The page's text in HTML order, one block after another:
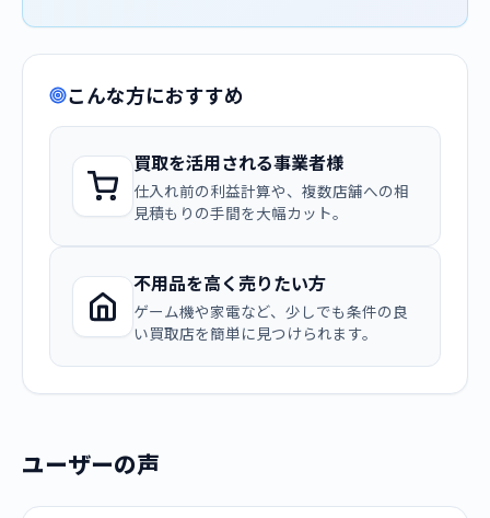
こんな方におすすめ
買取を活用される事業者様
仕入れ前の利益計算や、複数店舗への相
見積もりの手間を大幅カット。
不用品を高く売りたい方
ゲーム機や家電など、少しでも条件の良
い買取店を簡単に見つけられます。
ユーザーの声